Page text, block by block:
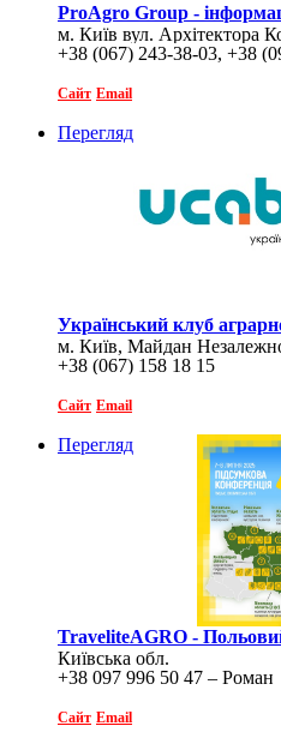
ProAgro Group -
м. Київ вул. Архітектора
+38 (067) 243-38-03, +38
Сайт Email
Перегляд
Український клуб
м. Київ, Майдан
295)
+38 (067) 158 18 15
Сайт Email
Перегляд
TraveliteAGRO -
Київська обл.
+38 097 996 50 47 – Роман
Сайт Email